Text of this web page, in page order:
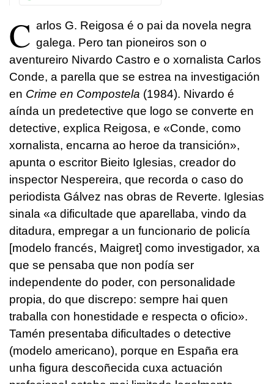
C arlos G. Reigosa é o pai da novela negra
galega. Pero tan pioneiros son o
aventureiro Nivardo Castro e o xornalista Carlos
Conde, a parella que se estrea na investigación
en Crime en Compostela (1984). Nivardo é
aínda un predetective que logo se converte en
detective, explica Reigosa, e «Conde, como
xornalista, encarna ao heroe da transición»,
apunta o escritor Bieito Iglesias, creador do
inspector Nespereira, que recorda o caso do
periodista Gálvez nas obras de Reverte. Iglesias
sinala «a dificultade que aparellaba, vindo da
ditadura, empregar a un funcionario de policía
[modelo francés, Maigret] como investigador, xa
que se pensaba que non podía ser
independente do poder, con personalidade
propia, do que discrepo: sempre hai quen
traballa con honestidade e respecta o oficio».
Tamén presentaba dificultades o detective
(modelo americano), porque en España era
unha figura descoñecida cuxa actuación